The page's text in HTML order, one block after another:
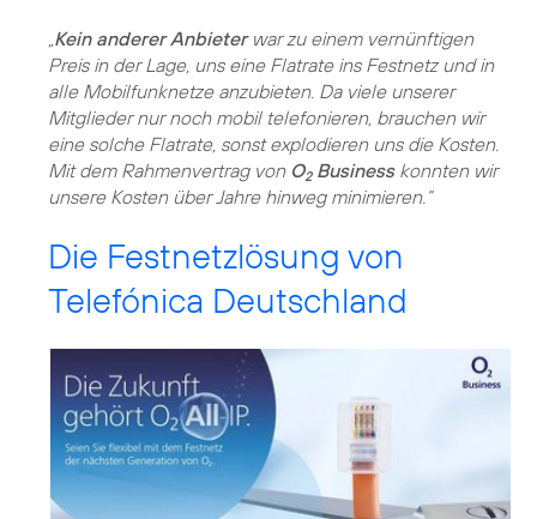
„Kein anderer Anbieterwar zu einem vernünftigen
Preis in der Lage, uns eine Flatrate ins Festnetz und in
alle Mobilfunknetze anzubieten. Da viele unserer
Mitglieder nur noch mobil telefonieren, brauchen wir
eine solche Flatrate, sonst explodieren uns die Kosten.
Mit dem Rahmenvertrag von O2Businesskonnten wir
unsere Kosten über Jahre hinweg minimieren.“
Die Festnetzlösung von
Telefónica Deutschland